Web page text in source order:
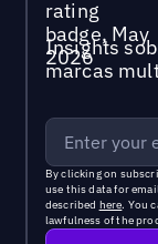
Insights
marcas
By clicking on
use this data for
described here. You
lawfulness of the